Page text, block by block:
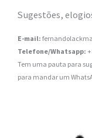
Sugestões,
E-mail:
Telefone/Whatsapp:
Tem uma pauta para
para mandar um